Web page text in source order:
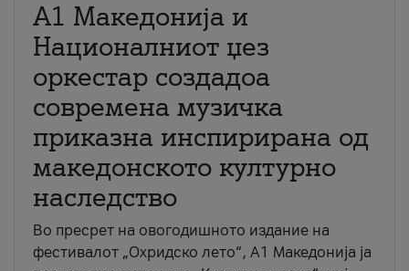
А1 Македонија и
Националниот џез
оркестар создадоа
современа музичка
приказна инспирирана од
македонското културно
наследство
Во пресрет на овогодишното издание на
фестивалот „Охридско лето“, А1 Македонија ја